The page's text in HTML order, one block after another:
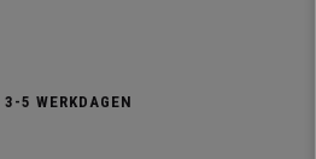
5 WERKDAGEN